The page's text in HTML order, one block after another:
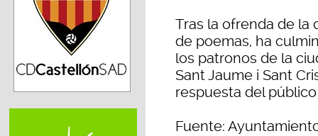
Tras la ofrenda de la
de poemas, ha
los patronos de la
Sant Jaume i Sant
respuesta del público
Fuente: